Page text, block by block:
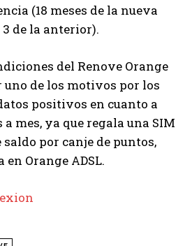
(18 meses de la nueva
de la anterior).
del Renove Orange
uno de los motivos por los
positivos en cuanto a
mes, ya que regala una SIM
saldo por canje de puntos,
Orange ADSL.